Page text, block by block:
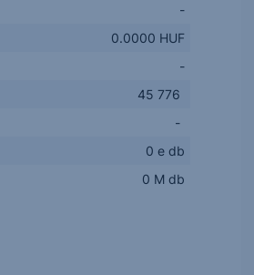
-
0.0000 HUF
-
45 776
-
0 e db
0 M db